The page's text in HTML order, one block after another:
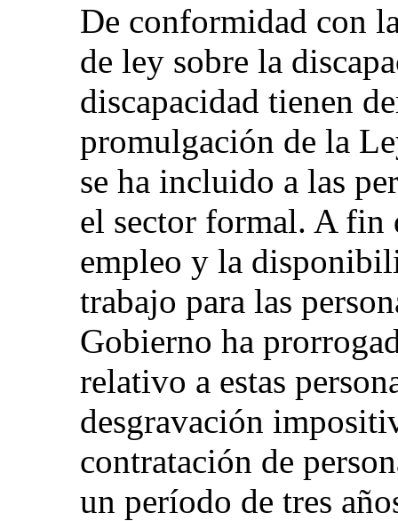
De conformidad con
de ley sobre la
discapacidad tienen
promulgación de la
se ha incluido a las
el sector formal. A fin
empleo y la
trabajo para las
Gobierno ha
relativo a estas
desgravación
contratación de
un período de tres